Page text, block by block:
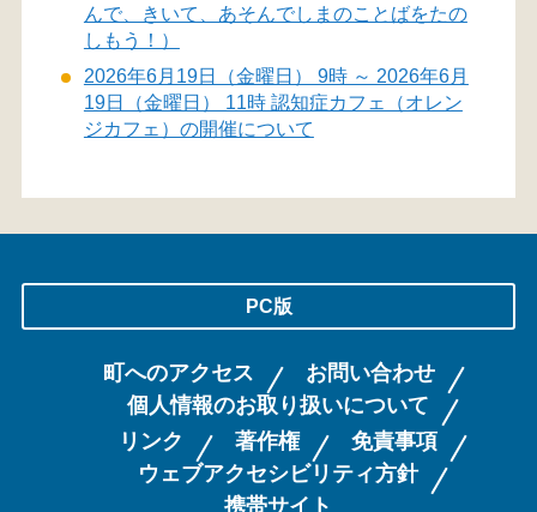
んで、きいて、あそんでしまのことばをたの
しもう！）
2026年6月19日（金曜日） 9時 ～ 2026年6月
19日（金曜日） 11時 認知症カフェ（オレン
ジカフェ）の開催について
PC版
町へのアクセス
お問い合わせ
個人情報のお取り扱いについて
リンク
著作権
免責事項
ウェブアクセシビリティ方針
携帯サイト